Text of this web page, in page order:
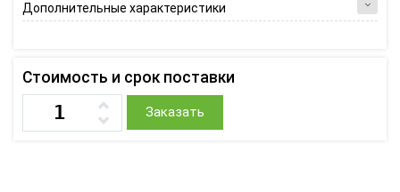
Дополнительные характеристики
Стоимость и срок поставки
Заказать